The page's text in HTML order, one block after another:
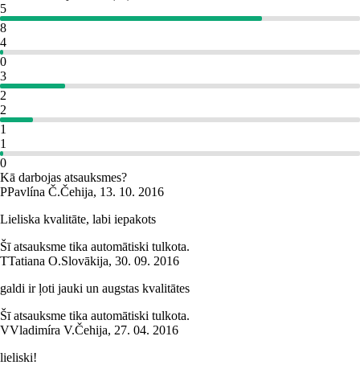
5
8
4
0
3
2
2
1
1
0
Kā darbojas atsauksmes?
PPavlína Č.Čehija, 13. 10. 2016
Lieliska kvalitāte, labi iepakots
Šī atsauksme tika automātiski tulkota.
TTatiana O.Slovākija, 30. 09. 2016
galdi ir ļoti jauki un augstas kvalitātes
Šī atsauksme tika automātiski tulkota.
VVladimíra V.Čehija, 27. 04. 2016
lieliski!